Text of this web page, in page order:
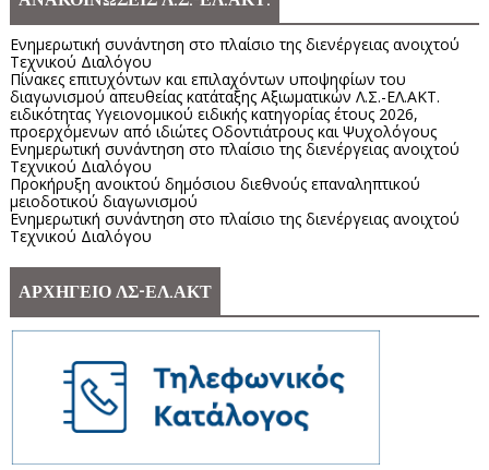
Ενημερωτική συνάντηση στο πλαίσιο της διενέργειας ανοιχτού
Τεχνικού Διαλόγου
Πίνακες επιτυχόντων και επιλαχόντων υποψηφίων του
διαγωνισμού απευθείας κατάταξης Αξιωματικών Λ.Σ.-ΕΛ.ΑΚΤ.
ειδικότητας Υγειονομικού ειδικής κατηγορίας έτους 2026,
προερχόμενων από ιδιώτες Οδοντιάτρους και Ψυχολόγους
Ενημερωτική συνάντηση στο πλαίσιο της διενέργειας ανοιχτού
Τεχνικού Διαλόγου
Προκήρυξη ανοικτού δημόσιου διεθνούς επαναληπτικού
μειοδοτικού διαγωνισμού
Ενημερωτική συνάντηση στο πλαίσιο της διενέργειας ανοιχτού
Τεχνικού Διαλόγου
ΑΡΧΗΓΕΙΟ ΛΣ-ΕΛ.ΑΚΤ